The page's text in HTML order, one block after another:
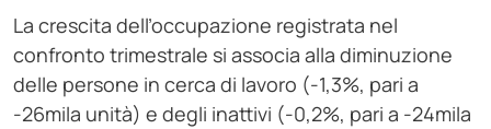
La crescita dell’occupazione registrata nel
confronto trimestrale si associa alla diminuzione
delle persone in cerca di lavoro (-1,3%, pari a
-26mila unità) e degli inattivi (-0,2%, pari a -24mila